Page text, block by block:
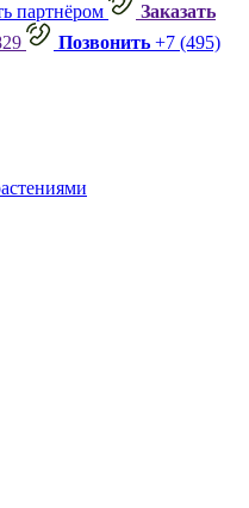
партнёром
Заказать
Позвонить +7 (495)